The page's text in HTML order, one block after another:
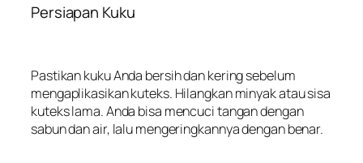
Persiapan Kuku
Pastikan kuku Anda bersih dan kering sebelum
mengaplikasikan kuteks. Hilangkan minyak atau sisa
kuteks lama. Anda bisa mencuci tangan dengan
sabun dan air, lalu mengeringkannya dengan benar.